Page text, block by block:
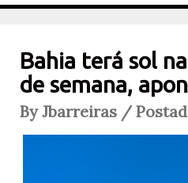
Bahia terá sol
de semana,
By Jbarreiras /